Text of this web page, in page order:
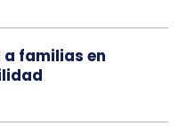
a familias en